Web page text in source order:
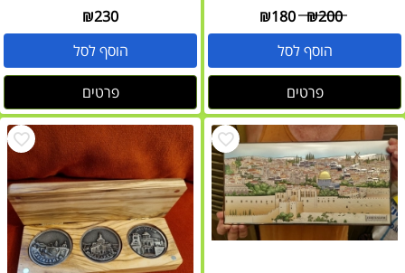
₪200
₪180
הוסף לסל
פרטים
₪230
הוסף לסל
פרטים